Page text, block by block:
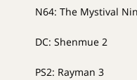
N64: The Mystival
DC: Shenmue 2
PS2: Rayman 3